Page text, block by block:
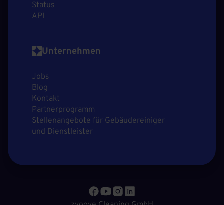
Status
API
Unternehmen
Jobs
Blog
Kontakt
Partnerprogramm
Stellenangebote für Gebäudereiniger
und Dienstleister